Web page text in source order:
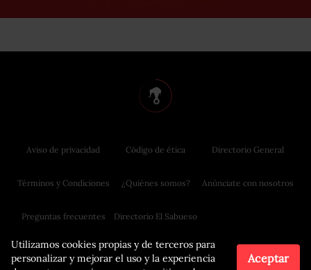
Utilizamos cookies propias y de terceros para
personalizar y mejorar el uso y la experiencia
Aceptar
Aviso de privacidad
Términos y Condiciones
Preguntas frecuentes
Código de ética
¿Quiénes somos?
Directorio El Sabueso
Directorio General
Anúnciate con nosotros